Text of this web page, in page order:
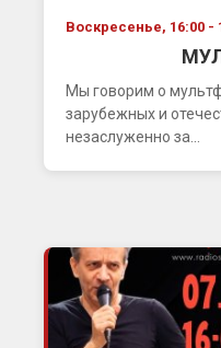
Воскресенье, 16:00 -
Мы говорим о
зарубежных и
незаслуженно за...